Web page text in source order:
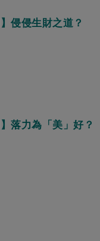
侵侵生財之道？
】落力為「美」好？